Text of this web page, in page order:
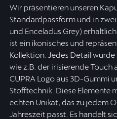
Wir präsentieren unseren
Standardpassform und in
und Enceladus Grey)
ist ein ikonisches und
Kollektion. Jedes Detail
wie z.B. der irisierende Touch
CUPRA Logo aus 3D-Gummi
Stofftechnik. Diese Elemente
echten Unikat, das zu jedem
Jahreszeit passt. Es handelt